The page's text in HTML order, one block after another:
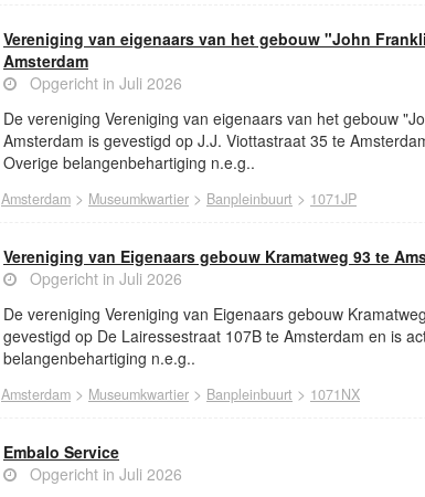
Vereniging van eigenaars van het gebouw "John
Amsterdam
Opgericht in Juli 2026
De vereniging Vereniging van eigenaars van het gebouw
Amsterdam is gevestigd op J.J. Viottastraat 35 te
Overige belangenbehartiging n.e.g..
Amsterdam > Museumkwartier > Banpleinbuurt > 1071JP
Vereniging van Eigenaars gebouw Kramatweg 93 te
Opgericht in Juli 2026
De vereniging Vereniging van Eigenaars gebouw
gevestigd op De Lairessestraat 107B te Amsterdam en is
belangenbehartiging n.e.g..
Amsterdam > Museumkwartier > Banpleinbuurt > 1071NX
Embalo Service
Opgericht in Juli 2026